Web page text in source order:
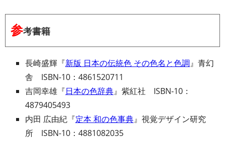
参考書籍
長崎盛輝『新版 日本の伝統色 その色名と色調』青幻
舎 ISBN-10：4861520711
吉岡幸雄『日本の色辞典』紫紅社 ISBN-10：
4879405493
内田 広由紀『定本 和の色事典』視覚デザイン研究
所 ISBN-10：4881082035